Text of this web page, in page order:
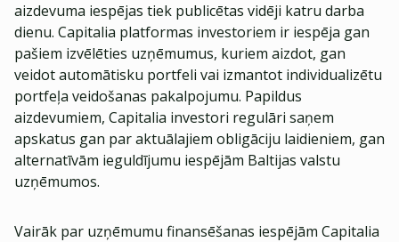
aizdevuma iespējas tiek publicētas vidēji katru darba
dienu. Capitalia platformas investoriem ir iespēja gan
pašiem izvēlēties uzņēmumus, kuriem aizdot, gan
veidot automātisku portfeli vai izmantot individualizētu
portfeļa veidošanas pakalpojumu. Papildus
aizdevumiem, Capitalia investori regulāri saņem
apskatus gan par aktuālajiem obligāciju laidieniem, gan
alternatīvām ieguldījumu iespējām Baltijas valstu
uzņēmumos.
Vairāk par uzņēmumu finansēšanas iespējām Capitalia